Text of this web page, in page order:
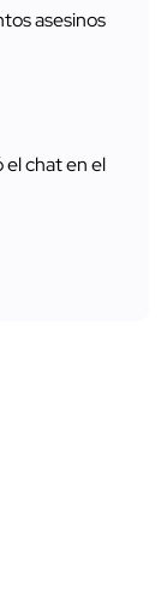
asesinos
el chat en el